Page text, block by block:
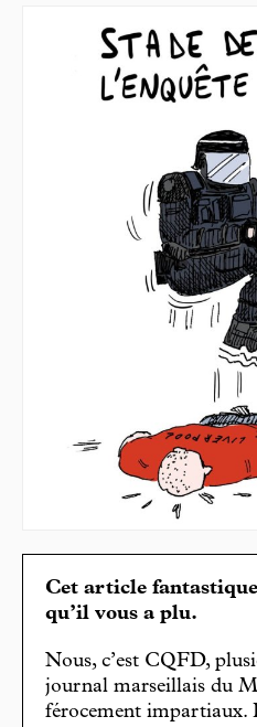
Cet article
qu’il vous a plu.
Nous, c’est CQFD,
journal marseillais du
férocement impartiaux.